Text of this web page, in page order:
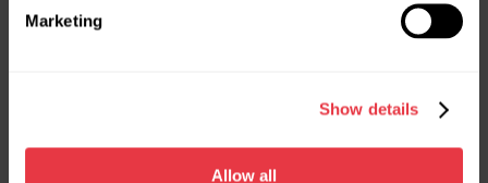
Marketing
Show details
Allow all
Підписатися